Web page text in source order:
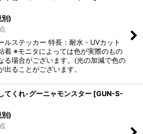
絞り込む
別)
ルステッカー 特長：耐水・UVカット
着 ※モニタによっては色が実際のもの
る場合がございます。(光の加減で色の
出ることがございます。
てくれ-グーニャモンスター [GUN-S-
別)